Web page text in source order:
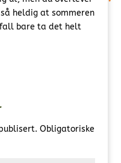
heldig at sommeren
bare ta det helt
Obligatoriske